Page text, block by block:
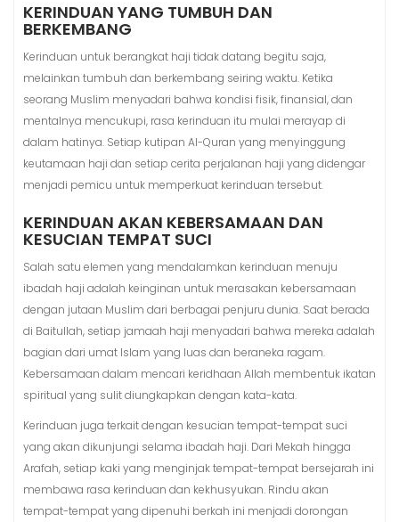
KERINDUAN YANG TUMBUH DAN
BERKEMBANG
Kerinduan untuk berangkat haji tidak datang begitu saja,
melainkan tumbuh dan berkembang seiring waktu. Ketika
seorang Muslim menyadari bahwa kondisi fisik, finansial, dan
mentalnya mencukupi, rasa kerinduan itu mulai merayap di
dalam hatinya. Setiap kutipan Al-Quran yang menyinggung
keutamaan haji dan setiap cerita perjalanan haji yang didengar
menjadi pemicu untuk memperkuat kerinduan tersebut.
KERINDUAN AKAN KEBERSAMAAN DAN
KESUCIAN TEMPAT SUCI
Salah satu elemen yang mendalamkan kerinduan menuju
ibadah haji adalah keinginan untuk merasakan kebersamaan
dengan jutaan Muslim dari berbagai penjuru dunia. Saat berada
di Baitullah, setiap jamaah haji menyadari bahwa mereka adalah
bagian dari umat Islam yang luas dan beraneka ragam.
Kebersamaan dalam mencari keridhaan Allah membentuk ikatan
spiritual yang sulit diungkapkan dengan kata-kata.
Kerinduan juga terkait dengan kesucian tempat-tempat suci
yang akan dikunjungi selama ibadah haji. Dari Mekah hingga
Arafah, setiap kaki yang menginjak tempat-tempat bersejarah ini
membawa rasa kerinduan dan kekhusyukan. Rindu akan
tempat-tempat yang dipenuhi berkah ini menjadi dorongan